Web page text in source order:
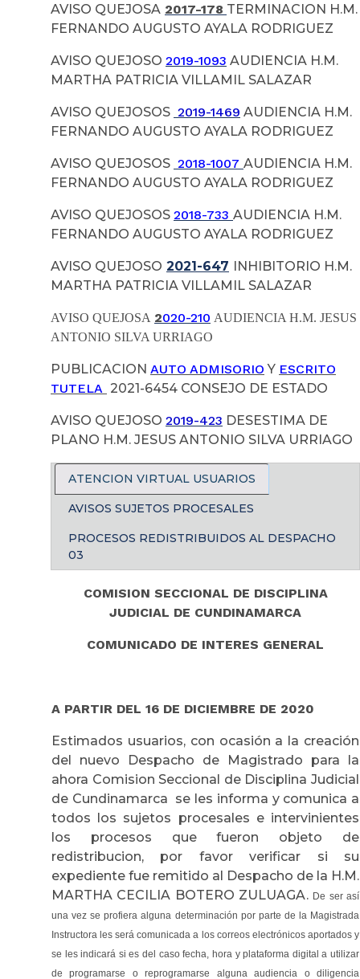
AVISO QUEJOSA 2017-178 TERMINACION H.M.
FERNANDO AUGUSTO AYALA RODRIGUEZ
AVISO QUEJOSO 2019-1093 AUDIENCIA H.M.
MARTHA PATRICIA VILLAMIL SALAZAR
AVISO QUEJOSOS 2019-1469 AUDIENCIA H.M.
FERNANDO AUGUSTO AYALA RODRIGUEZ
AVISO QUEJOSOS 2018-1007 AUDIENCIA H.M.
FERNANDO AUGUSTO AYALA RODRIGUEZ
AVISO QUEJOSOS 2018-733 AUDIENCIA H.M.
FERNANDO AUGUSTO AYALA RODRIGUEZ
AVISO QUEJOSO 2021-647 INHIBITORIO H.M.
MARTHA PATRICIA VILLAMIL SALAZAR
AVISO QUEJOSA 2020-210 AUDIENCIA H.M. JESUS
ANTONIO SILVA URRIAGO
PUBLICACION AUTO ADMISORIO Y ESCRITO
TUTELA 2021-6454 CONSEJO DE ESTADO
AVISO QUEJOSO 2019-423 DESESTIMA DE
PLANO H.M. JESUS ANTONIO SILVA URRIAGO
ATENCION VIRTUAL USUARIOS
AVISOS SUJETOS PROCESALES
PROCESOS REDISTRIBUIDOS AL DESPACHO
03
COMISION SECCIONAL DE DISCIPLINA
JUDICIAL DE CUNDINAMARCA
COMUNICADO DE INTERES GENERAL
A PARTIR DEL 16 DE DICIEMBRE DE 2020
Estimados usuarios, con ocasión a la creación
del nuevo Despacho de Magistrado para la
ahora Comision Seccional de Disciplina Judicial
de Cundinamarca se les informa y comunica a
todos los sujetos procesales e intervinientes
los procesos que fueron objeto de
redistribucion, por favor verificar si su
expediente fue remitido al Despacho de la H.M.
MARTHA CECILIA BOTERO ZULUAGA. De ser así
una vez se profiera alguna determinación por parte de la Magistrada
Instructora les será comunicada a los correos electrónicos aportados y
se les indicará si es del caso fecha, hora y plataforma digital a utilizar
de programarse o reprogramarse alguna audiencia o diligencia